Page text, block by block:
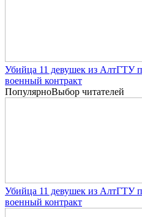
Убийца 11 девушек из АлтГТУ
военный контракт
ПопулярноВыбор читателей
Убийца 11 девушек из АлтГТУ
военный контракт